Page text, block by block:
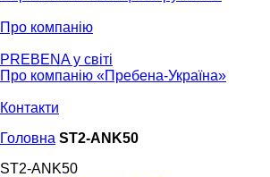
Про компанію
PREBENA у світі
Про компанію «Пребена-Україна»
Контакти
Головна ST2-ANK50
ST2-ANK50